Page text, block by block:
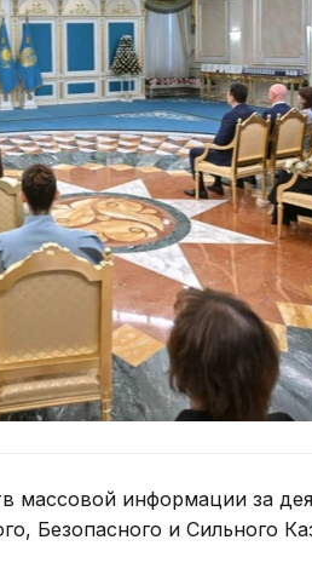
массовой информации за
Безопасного и Сильного